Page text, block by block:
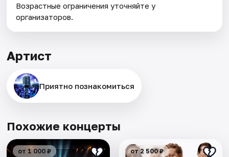
Возрастные ограничения уточняйте у
организаторов.
Артист
Приятно познакомиться
Похожие концерты
от 1 000 ₽ от 2 500 ₽